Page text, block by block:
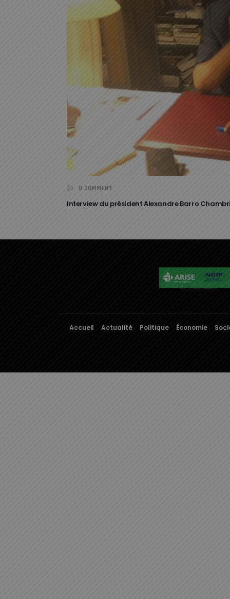
0 COMMENT
Interview du président Alexandre Barro
Accueil Actualité Politique Économie